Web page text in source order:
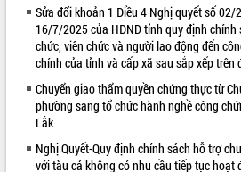
Không có file video nào để phát.
ALBUM ẢNH
Sửa đổi khoản 1 Điều 4 Nghị quyết số
16/7/2025 của HĐND tỉnh quy định chính
chức, viên chức và người lao động đến
chính của tỉnh và cấp xã sau sắp xếp
Chuyển giao thẩm quyền chứng thực từ
phường sang tổ chức hành nghề công
Lắk
Nghị Quyết-Quy định chính sách hỗ trợ
với tàu cá không có nhu cầu tiếp tục hoạt